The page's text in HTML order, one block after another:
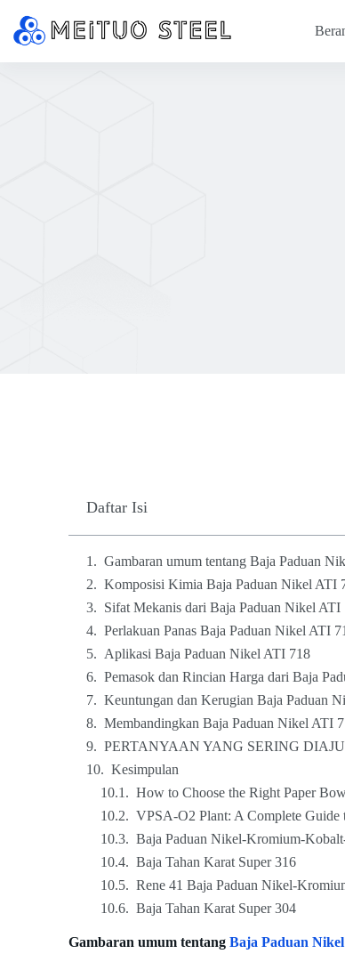
Daftar Isi
Gambaran umum tentang Baja Paduan
Komposisi Kimia Baja Paduan Nikel ATI
Sifat Mekanis dari Baja Paduan Nikel ATI
Perlakuan Panas Baja Paduan Nikel ATI
Aplikasi Baja Paduan Nikel ATI 718
Pemasok dan Rincian Harga dari Baja
Keuntungan dan Kerugian Baja Paduan
Membandingkan Baja Paduan Nikel ATI
PERTANYAAN YANG SERING
Kesimpulan
How to Choose the Right Paper
VPSA-O2 Plant: A Complete Guide
Baja Paduan Nikel-Kromium-
Baja Tahan Karat Super 316
Rene 41 Baja Paduan Nikel-
Baja Tahan Karat Super 304
Gambaran umum tentangBaja Paduan